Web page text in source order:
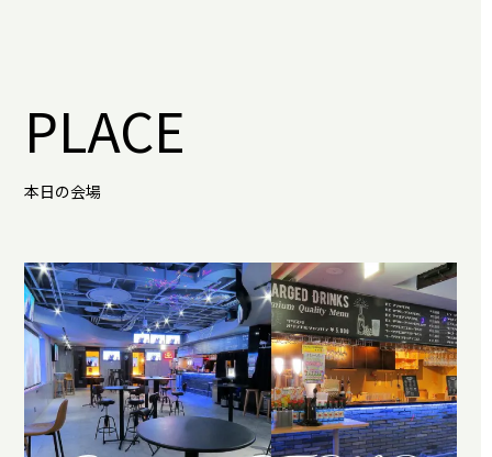
PLACE
本日の会場